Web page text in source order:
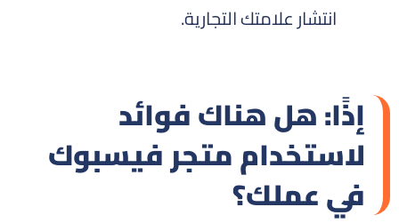
انتشار علامتك التجارية.
إذًا: هل هناك فوائد
لاستخدام متجر فيسبوك
في عملك؟